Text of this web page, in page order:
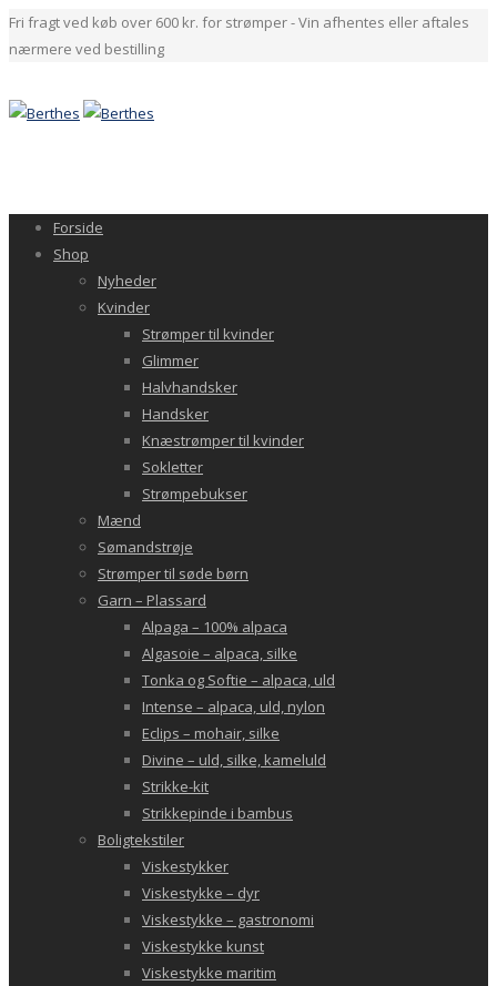
Fri fragt ved køb over 600 kr. for strømper - Vin afhentes eller aftales
nærmere ved bestilling
Forside
Shop
Nyheder
Kvinder
Strømper til kvinder
Glimmer
Halvhandsker
Handsker
Knæstrømper til kvinder
Sokletter
Strømpebukser
Mænd
Sømandstrøje
Strømper til søde børn
Garn – Plassard
Alpaga – 100% alpaca
Algasoie – alpaca, silke
Tonka og Softie – alpaca, uld
Intense – alpaca, uld, nylon
Eclips – mohair, silke
Divine – uld, silke, kameluld
Strikke-kit
Strikkepinde i bambus
Boligtekstiler
Viskestykker
Viskestykke – dyr
Viskestykke – gastronomi
Viskestykke kunst
Viskestykke maritim